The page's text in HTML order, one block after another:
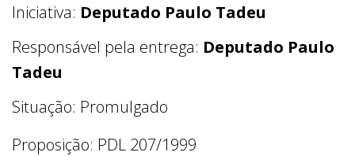
Iniciativa: Deputado Paulo Tadeu
Responsável pela entrega: Deputado Paulo
Tadeu
Situação: Promulgado
Proposição: PDL 207/1999